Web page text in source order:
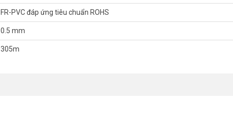
FR-PVC đáp ứng tiêu chuẩn ROHS
0.5 mm
305m